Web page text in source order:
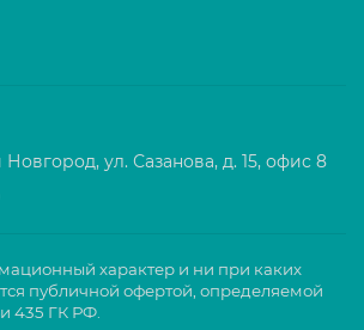
ул. Сазанова, д. 15, офис 8
характер и ни при каких
публичной офертой, определяемой
435 ГК РФ.